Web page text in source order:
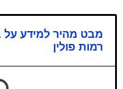
מבט מהיר למידע על
רמות פולין